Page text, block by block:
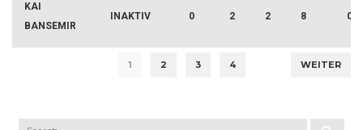
KAI
BANSEMIR
INAKTIV 0 2 2 8 0
1 2 3 4 WEITER